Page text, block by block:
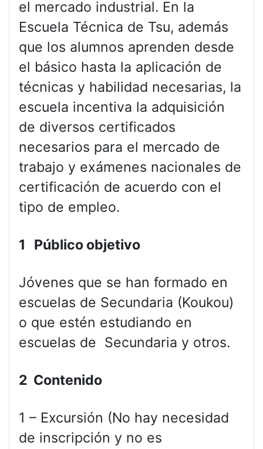
el mercado industrial. En la
Escuela Técnica de Tsu, además
que los alumnos aprenden desde
el básico hasta la aplicación de
técnicas y habilidad necesarias, la
escuela incentiva la adquisición
de diversos certificados
necesarios para el mercado de
trabajo y exámenes nacionales de
certificación de acuerdo con el
tipo de empleo.
1 Público objetivo
Jóvenes que se han formado en
escuelas de Secundaria (Koukou)
o que estén estudiando en
escuelas de Secundaria y otros.
2 Contenido
1 – Excursión (No hay necesidad
de inscripción y no es